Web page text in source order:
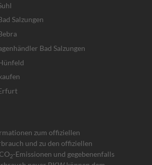
Salzungen
Bad Salzungen
zum offiziellen
und zu den offiziellen
2-Emissionen und gegebenenfalls